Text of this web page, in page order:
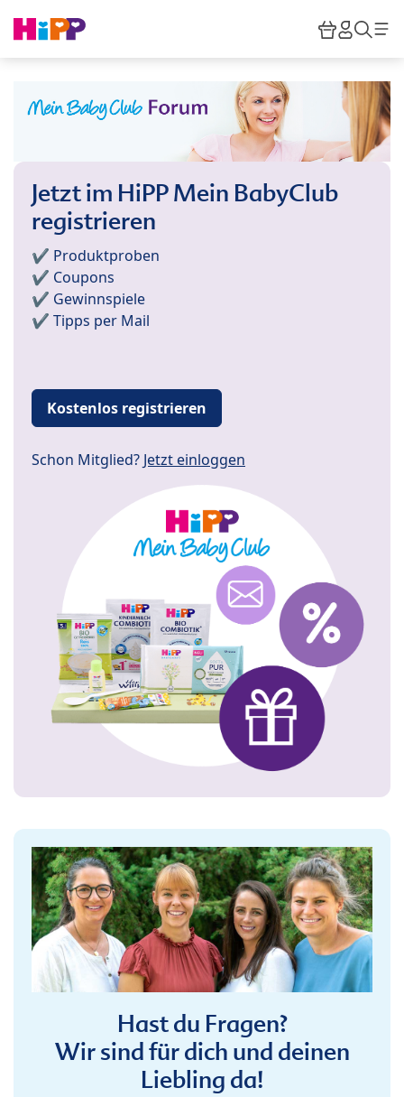
HiPP
Jetzt im HiPP Mein BabyClub
registrieren
✔️ Produktproben
✔️ Coupons
✔️ Gewinnspiele
✔️ Tipps per Mail
Kostenlos registrieren
Schon Mitglied? Jetzt einloggen
Hast du Fragen?
Wir sind für dich und deinen
Liebling da!